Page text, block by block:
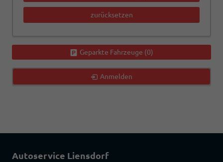
zurücksetzen
Geparkte Fahrzeuge (0)
Anmelden
Autoservice Liensdorf